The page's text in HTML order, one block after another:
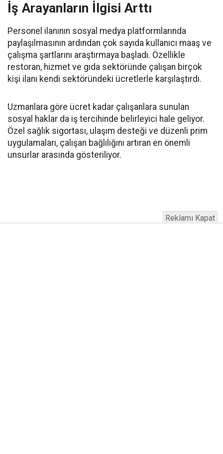
İş Arayanların İlgisi Arttı
Personel ilanının sosyal medya platformlarında
paylaşılmasının ardından çok sayıda kullanıcı maaş ve
çalışma şartlarını araştırmaya başladı. Özellikle
restoran, hizmet ve gıda sektöründe çalışan birçok
kişi ilanı kendi sektöründeki ücretlerle karşılaştırdı.
Uzmanlara göre ücret kadar çalışanlara sunulan
sosyal haklar da iş tercihinde belirleyici hale geliyor.
Özel sağlık sigortası, ulaşım desteği ve düzenli prim
uygulamaları, çalışan bağlılığını artıran en önemli
unsurlar arasında gösteriliyor.
Reklamı Kapat